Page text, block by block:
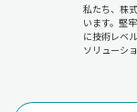
私たち、株
います。堅
に技術レベ
ソリューシ